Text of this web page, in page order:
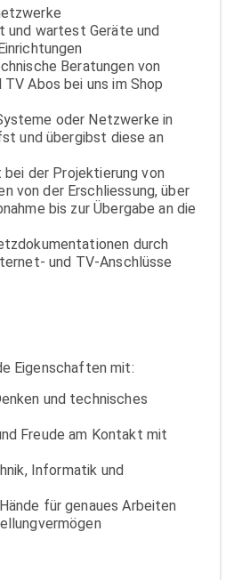
und wartest Geräte und
Beratungen von
Abos bei uns im Shop
oder Netzwerke in
und übergibst diese an
der Projektierung von
von der Erschliessung, über
bis zur Übergabe an die
durch
und TV-Anschlüsse
Eigenschaften mit:
und technisches
Freude am Kontakt mit
Informatik und
für genaues Arbeiten